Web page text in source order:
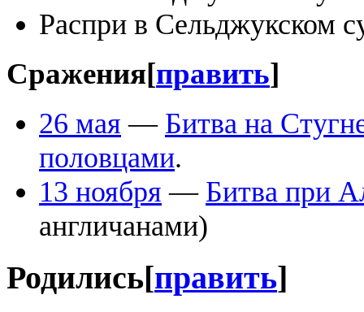
Распри в Сельджукском
Сражения[править]
26 мая — Битва на
половцами.
13 ноября — Битва при
англичанами)
Родились[править]